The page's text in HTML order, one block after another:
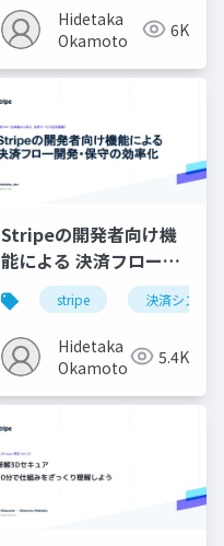
Hidetaka
Okamoto
6K
ノーコード サブスクリ
Stripeの開発者向け機
能による 決済フロー開
発・保守の効率化
stripe 決済システム
Hidetaka
Okamoto
5.4K